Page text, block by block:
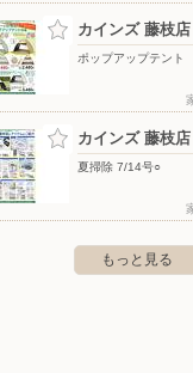
北海道産青果物
ン農業協同組合
〒000-0000
カインズ 藤枝店
ポップアップテント
カインズ 藤枝店
夏掃除 7/14号○
もっと見る